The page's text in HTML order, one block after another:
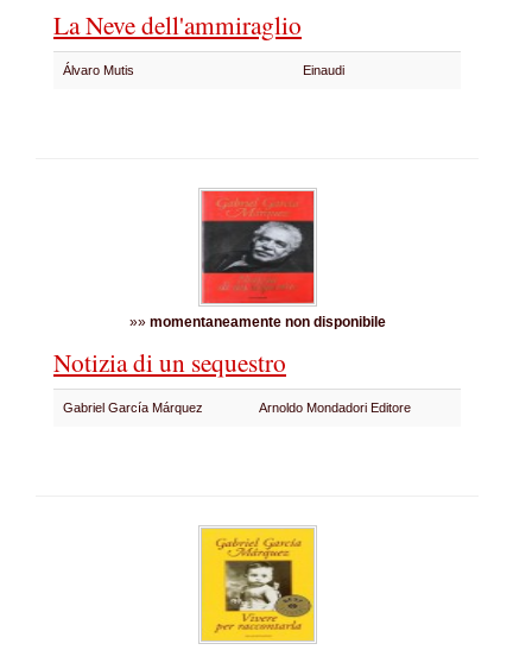
La Neve dell'ammiraglio
Álvaro Mutis Einaudi
»» momentaneamente non disponibile
Notizia di un sequestro
Gabriel García Márquez Arnoldo Mondadori Editore